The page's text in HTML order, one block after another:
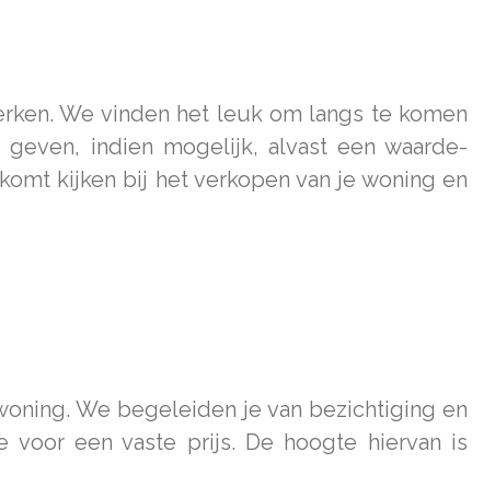
We vinden het leuk om langs te komen
indien mogelijk, alvast een waarde-
kijken bij het verkopen van je woning en
We begeleiden je van bezichtiging en
voor een vaste prijs. De hoogte hiervan is